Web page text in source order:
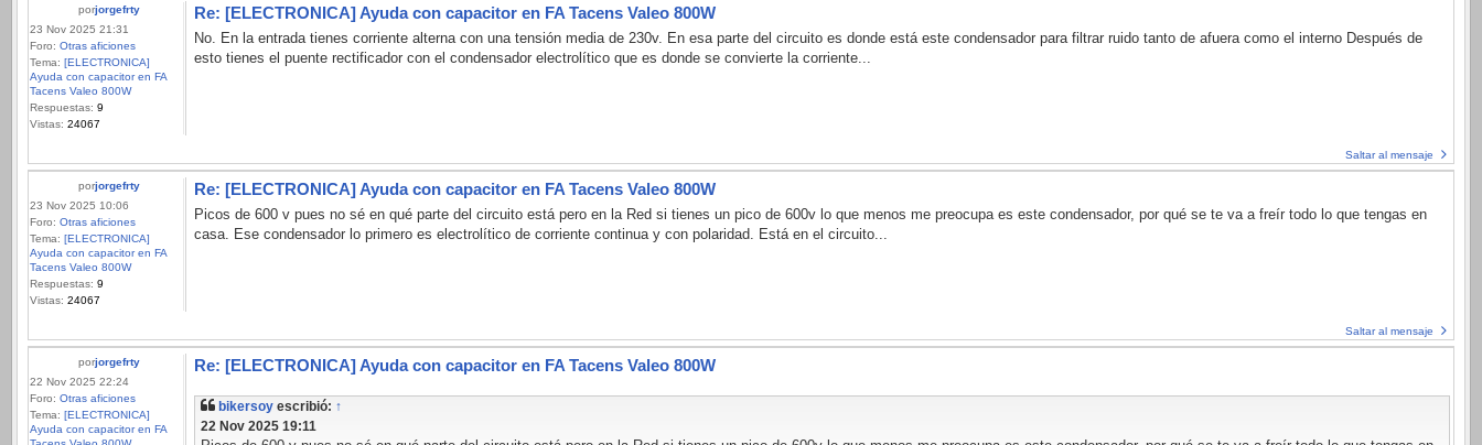
porjorgefrty
23 Nov 2025 21:31
Foro: Otras aficiones
Tema: [ELECTRONICA]
Ayuda con capacitor en FA
Tacens Valeo 800W
Respuestas: 9
Vistas: 24067
Re: [ELECTRONICA] Ayuda con capacitor en FA Tacens Valeo 800W
No. En la entrada tienes corriente alterna con una tensión media de 230v. En esa parte del circuito es donde está este condensador para filtrar ruido tanto de afuera como el interno Después de
esto tienes el puente rectificador con el condensador electrolítico que es donde se convierte la corriente...
Saltar al mensaje
porjorgefrty
23 Nov 2025 10:06
Foro: Otras aficiones
Tema: [ELECTRONICA]
Ayuda con capacitor en FA
Tacens Valeo 800W
Respuestas: 9
Vistas: 24067
Re: [ELECTRONICA] Ayuda con capacitor en FA Tacens Valeo 800W
Picos de 600 v pues no sé en qué parte del circuito está pero en la Red si tienes un pico de 600v lo que menos me preocupa es este condensador, por qué se te va a freír todo lo que tengas en
casa. Ese condensador lo primero es electrolítico de corriente continua y con polaridad. Está en el circuito...
Saltar al mensaje
porjorgefrty
22 Nov 2025 22:24
Foro: Otras aficiones
Tema: [ELECTRONICA]
Ayuda con capacitor en FA
Re: [ELECTRONICA] Ayuda con capacitor en FA Tacens Valeo 800W
bikersoy escribió: ↑
22 Nov 2025 19:11